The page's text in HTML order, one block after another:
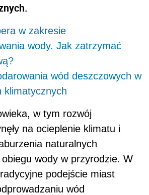
w zakresie
wody. Jak zatrzymać
wód deszczowych w
klimatycznych
w tym rozwój
na ocieplenie klimatu i
naturalnych
wody w przyrodzie. W
podejście miast
wód